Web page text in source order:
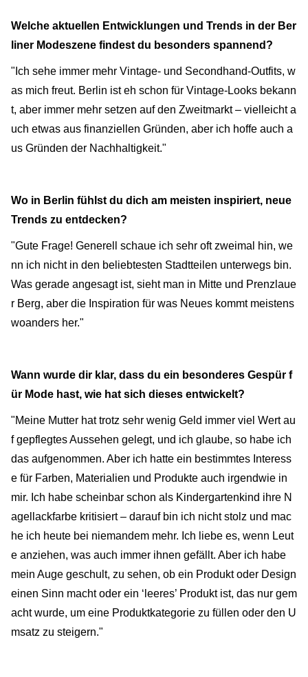
Welche aktuellen Entwicklungen und Trends in der Ber
liner Modeszene findest du besonders spannend?
"Ich sehe immer mehr Vintage- und Secondhand-Outfits, w
as mich freut. Berlin ist eh schon für Vintage-Looks bekann
t, aber immer mehr setzen auf den Zweitmarkt – vielleicht a
uch etwas aus finanziellen Gründen, aber ich hoffe auch a
us Gründen der Nachhaltigkeit."
Wo in Berlin fühlst du dich am meisten inspiriert, neue
Trends zu entdecken?
"Gute Frage! Generell schaue ich sehr oft zweimal hin, we
nn ich nicht in den beliebtesten Stadtteilen unterwegs bin.
Was gerade angesagt ist, sieht man in Mitte und Prenzlaue
r Berg, aber die Inspiration für was Neues kommt meistens
woanders her."
Wann wurde dir klar, dass du ein besonderes Gespür f
ür Mode hast, wie hat sich dieses entwickelt?
"Meine Mutter hat trotz sehr wenig Geld immer viel Wert au
f gepflegtes Aussehen gelegt, und ich glaube, so habe ich
das aufgenommen. Aber ich hatte ein bestimmtes Interess
e für Farben, Materialien und Produkte auch irgendwie in
mir. Ich habe scheinbar schon als Kindergartenkind ihre N
agellackfarbe kritisiert – darauf bin ich nicht stolz und mac
he ich heute bei niemandem mehr. Ich liebe es, wenn Leut
e anziehen, was auch immer ihnen gefällt. Aber ich habe
mein Auge geschult, zu sehen, ob ein Produkt oder Design
einen Sinn macht oder ein ‘leeres’ Produkt ist, das nur gem
acht wurde, um eine Produktkategorie zu füllen oder den U
msatz zu steigern."